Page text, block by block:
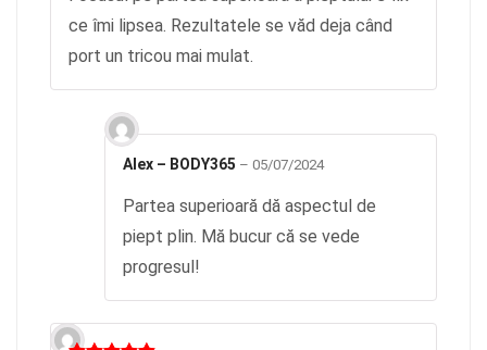
ce îmi lipsea. Rezultatele se văd deja când
port un tricou mai mulat.
Alex – BODY365 – 05/07/2024
Partea superioară dă aspectul de
piept plin. Mă bucur că se vede
progresul!